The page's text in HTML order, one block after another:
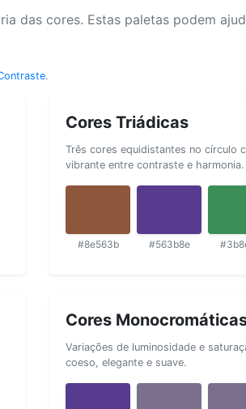
das cores. Estas paletas podem
.
Cores Triádicas
Três cores equidistantes no círculo
vibrante entre contraste e harmonia.
#8e563b #563b8e
Cores
Variações de luminosidade e
coeso, elegante e suave.